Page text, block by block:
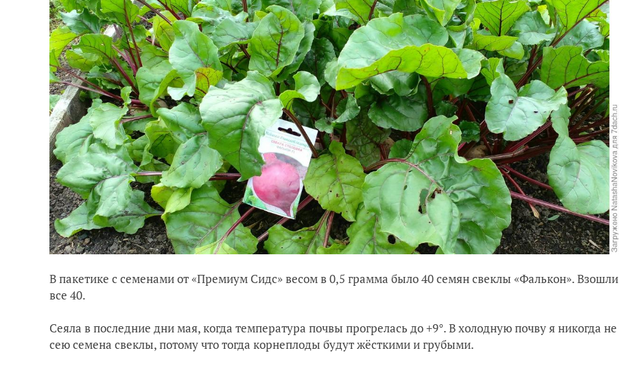
В пакетике с семенами от «Премиум Сидс» весом в 0,5 грамма было 40 семян свеклы «Фалькон». Взошли
все 40.
Сеяла в последние дни мая, когда температура почвы прогрелась до +9°. В холодную почву я никогда не
сею семена свеклы, потому что тогда корнеплоды будут жёсткими и грубыми.